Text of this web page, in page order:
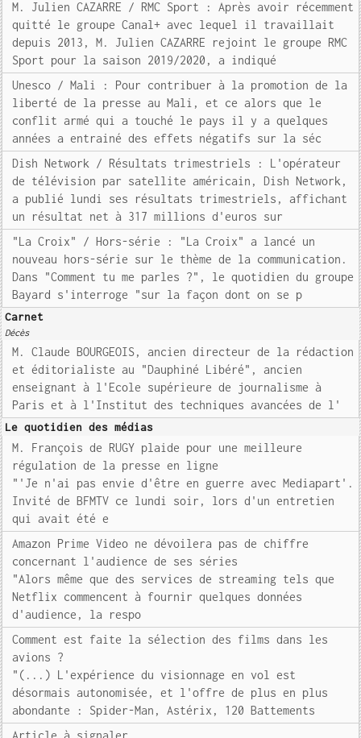
M. Julien CAZARRE / RMC Sport : Après avoir récemment
quitté le groupe Canal+ avec lequel il travaillait
depuis 2013, M. Julien CAZARRE rejoint le groupe RMC
Sport pour la saison 2019/2020, a indiqué
Unesco / Mali : Pour contribuer à la promotion de la
liberté de la presse au Mali, et ce alors que le
conflit armé qui a touché le pays il y a quelques
années a entrainé des effets négatifs sur la séc
Dish Network / Résultats trimestriels : L'opérateur
de télévision par satellite américain, Dish Network,
a publié lundi ses résultats trimestriels, affichant
un résultat net à 317 millions d'euros sur
"La Croix" / Hors-série : "La Croix" a lancé un
nouveau hors-série sur le thème de la communication.
Dans "Comment tu me parles ?", le quotidien du groupe
Bayard s'interroge "sur la façon dont on se p
Carnet
Décès
M. Claude BOURGEOIS, ancien directeur de la rédaction
et éditorialiste au "Dauphiné Libéré", ancien
enseignant à l'Ecole supérieure de journalisme à
Paris et à l'Institut des techniques avancées de l'
Le quotidien des médias
M. François de RUGY plaide pour une meilleure
régulation de la presse en ligne
"'Je n'ai pas envie d'être en guerre avec Mediapart'.
Invité de BFMTV ce lundi soir, lors d'un entretien
qui avait été e
Amazon Prime Video ne dévoilera pas de chiffre
concernant l'audience de ses séries
"Alors même que des services de streaming tels que
Netflix commencent à fournir quelques données
d'audience, la respo
Comment est faite la sélection des films dans les
avions ?
"(...) L'expérience du visionnage en vol est
désormais autonomisée, et l'offre de plus en plus
abondante : Spider-Man, Astérix, 120 Battements
Article à signaler